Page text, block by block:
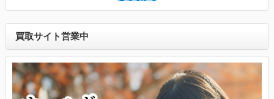
買取サイト営業中